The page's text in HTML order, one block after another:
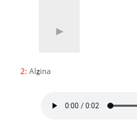
2: Alzina